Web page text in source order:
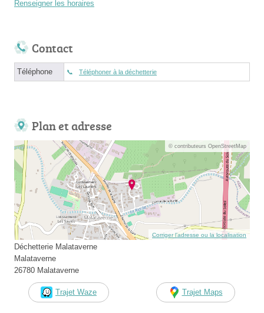
Renseigner les horaires
Contact
Téléphone Téléphoner à la déchetterie
Plan et adresse
© contributeurs OpenStreetMap
Corriger l’adresse ou la localisation
Déchetterie Malataverne
Malataverne
26780 Malataverne
Trajet Waze Trajet Maps